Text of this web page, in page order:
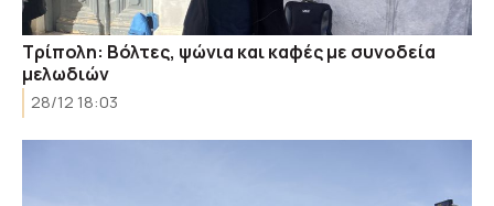
Τρίπολη: Βόλτες, ψώνια και καφές με συνοδεία
μελωδιών
28/12 18:03